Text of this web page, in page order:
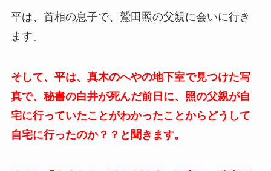
平は、首相の息子で、鷲田照の父親に会いに行き
ます。
そして、平は、真木のへやの地下室で見つけた写
真で、秘書の白井が死んだ前日に、照の父親が自
宅に行っていたことがわかったことからどうして
自宅に行ったのか？？と聞きます。